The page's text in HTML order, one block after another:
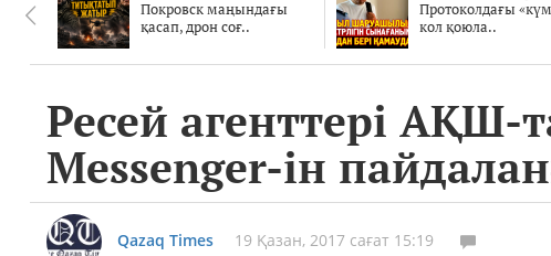
Покровск маңындағы
қасап, дрон соғ..
Протоколдағы
кол қоюла..
Ресей агенттері АҚШ-
Messenger-ін
Qazaq Times 19 Қазан, 2017 сағат 15:19